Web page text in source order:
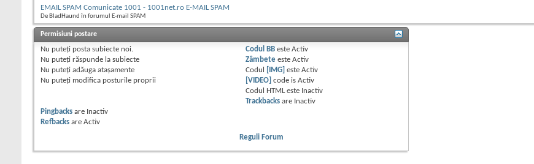
EMAIL SPAM Comunicate 1001 - 1001net.ro E-MAIL SPAM
De BladHaund în forumul E-mail SPAM
Permisiuni postare
Nu puteţi posta subiecte noi.
Nu puteţi răspunde la subiecte
Nu puteţi adăuga ataşamente
Nu puteţi modifica posturile proprii
Codul BB esteActiv
Zâmbete esteActiv
Codul
[IMG] esteActiv
[VIDEO] code isActiv
Codul HTML este Inactiv
Trackbacks are Inactiv
Pingbacks are Inactiv
Refbacks are Activ
Reguli Forum